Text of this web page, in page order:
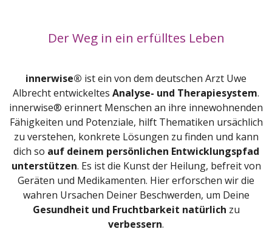
Der Weg in ein erfülltes Leben
innerwise® ist ein von dem deutschen Arzt Uwe
Albrecht entwickeltes Analyse- und Therapiesystem.
innerwise® erinnert Menschen an ihre innewohnenden
Fähigkeiten und Potenziale, hilft Thematiken ursächlich
zu verstehen, konkrete Lösungen zu finden und kann
dich so auf deinem persönlichen Entwicklungspfad
unterstützen. Es ist die Kunst der Heilung, befreit von
Geräten und Medikamenten. Hier erforschen wir die
wahren Ursachen Deiner Beschwerden, um Deine
Gesundheit und Fruchtbarkeit natürlich zu
verbessern.